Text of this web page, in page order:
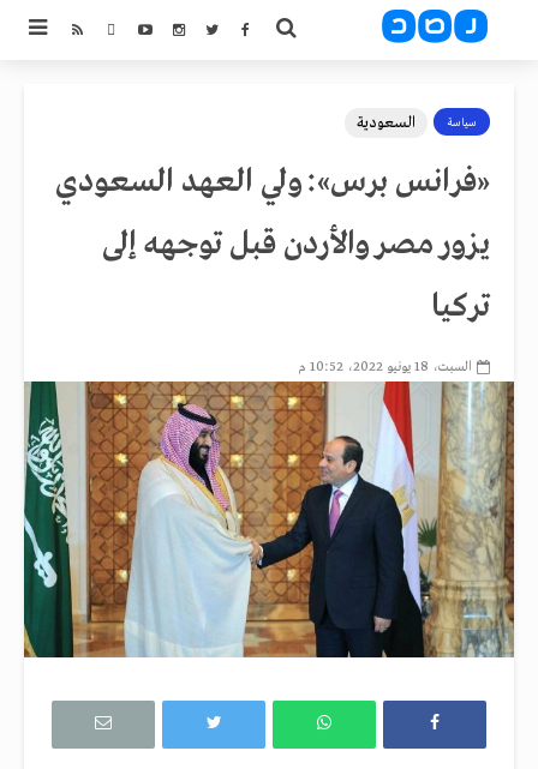
سياسة السعودية
«فرانس برس»: ولي العهد السعودي
يزور مصر والأردن قبل توجهه إلى
تركيا
السبت، 18 يونيو 2022، 10:52 م